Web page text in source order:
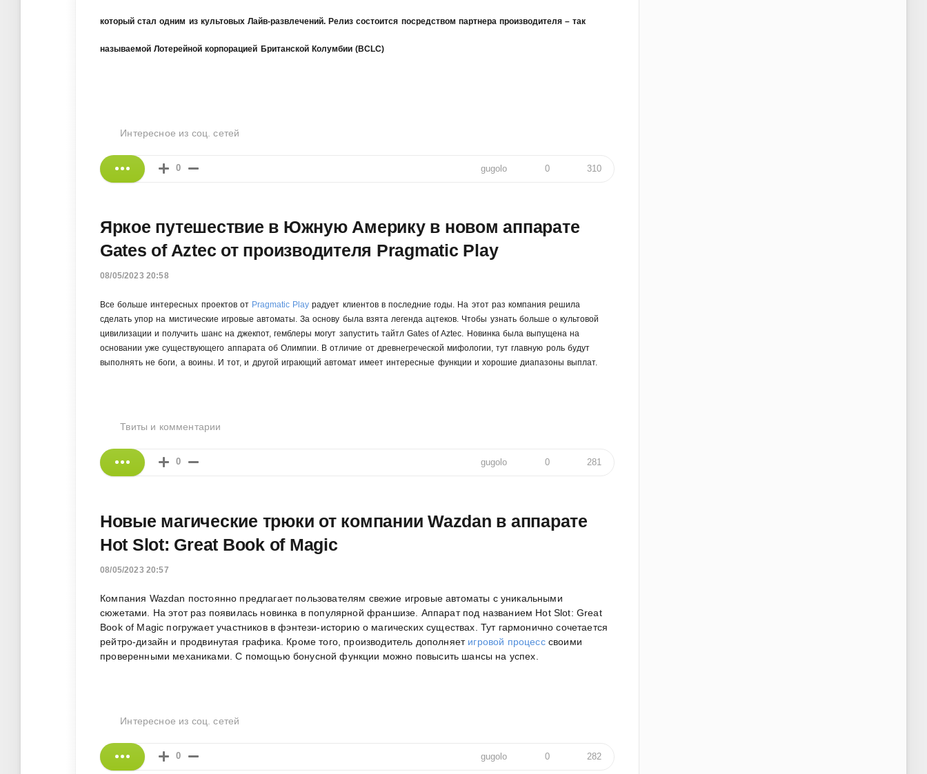
который стал одним из культовых Лайв-развлечений. Релиз состоится посредством партнера производителя – так
называемой Лотерейной корпорацией Британской Колумбии (BCLC)
Интересное из соц. сетей
0 gugolo 0 310
Яркое путешествие в Южную Америку в новом аппарате
Gates of Aztec от производителя Pragmatic Play
08/05/2023 20:58
Все больше интересных проектов от Pragmatic Play радует клиентов в последние годы. На этот раз компания решила
сделать упор на мистические игровые автоматы. За основу была взята легенда ацтеков. Чтобы узнать больше о культовой
цивилизации и получить шанс на джекпот, гемблеры могут запустить тайтл Gates of Aztec. Новинка была выпущена на
основании уже существующего аппарата об Олимпии. В отличие от древнегреческой мифологии, тут главную роль будут
выполнять не боги, а воины. И тот, и другой играющий автомат имеет интересные функции и хорошие диапазоны выплат.
Твиты и комментарии
0 gugolo 0 281
Новые магические трюки от компании Wazdan в аппарате
Hot Slot: Great Book of Magic
08/05/2023 20:57
Компания Wazdan постоянно предлагает пользователям свежие игровые автоматы с уникальными
сюжетами. На этот раз появилась новинка в популярной франшизе. Аппарат под названием Hot Slot: Great
Book of Magic погружает участников в фэнтези-историю о магических существах. Тут гармонично сочетается
рейтро-дизайн и продвинутая графика. Кроме того, производитель дополняет игровой процесссвоими
проверенными механиками. С помощью бонусной функции можно повысить шансы на успех.
Интересное из соц. сетей
0 gugolo 0 282